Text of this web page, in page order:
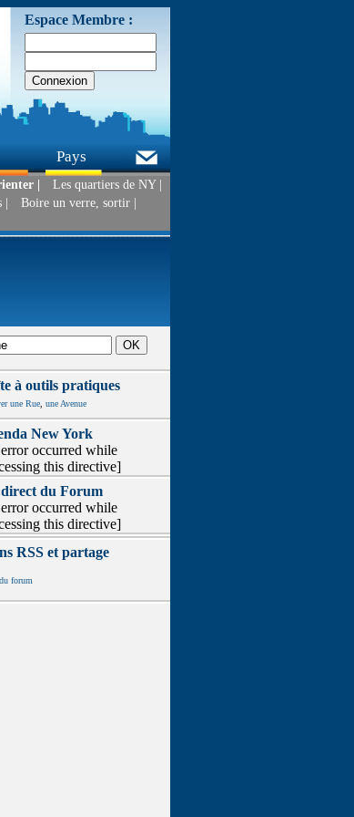
Espace Membre :
|
Les quartiers de NY |
Boire un verre, sortir |
Pays
à outils pratiques
une Rue une Avenue
New York
occurred while
this directive]
du Forum
occurred while
this directive]
RSS et partage
forum